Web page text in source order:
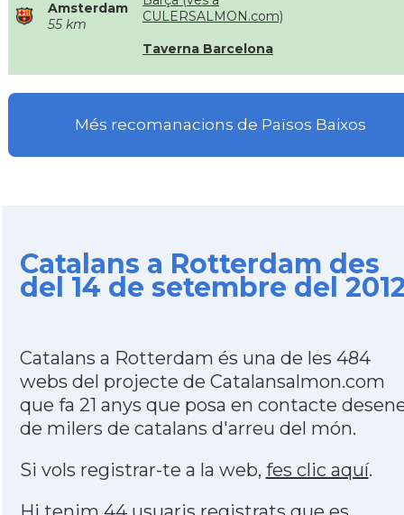
Amsterdam
55 km
CULERSALMON.com)
Taverna Barcelona
Més recomanacions de Països Baixos
Catalans a Rotterdam des
del 14 de setembre del
Catalans a Rotterdam és una de les 484
webs del projecte de Catalansalmon.com
que fa 21 anys que posa en contacte
de milers de catalans d'arreu del món.
Si vols registrar-te a la web, fes clic aquí.